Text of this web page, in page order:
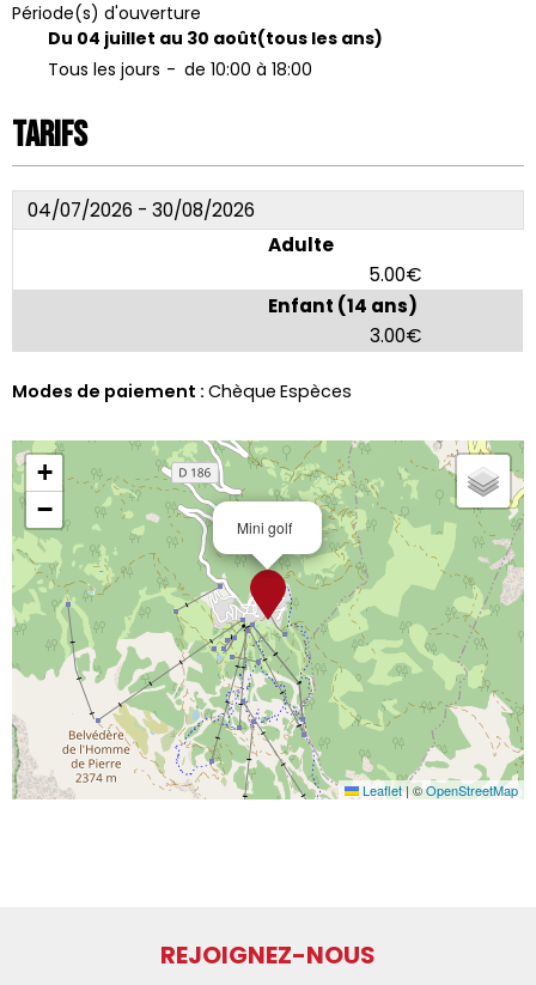
Période(s) d'ouverture
Du 04 juillet au 30 août(tous les ans)
Tous les jours
de 10:00 à 18:00
Tarifs
04/07/2026 - 30/08/2026
Adulte
5.00€
Enfant (14 ans)
3.00€
Modes de paiement : Chèque Espèces
Mini golf
+
−
Leaflet| ©OpenStreetMap
REJOIGNEZ-NOUS